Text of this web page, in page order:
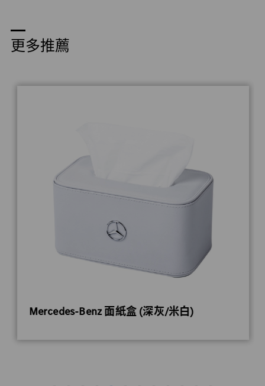
更多推薦
Mercedes-Benz 面紙盒 (深灰/米白)